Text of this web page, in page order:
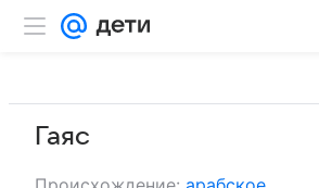
Гаяс